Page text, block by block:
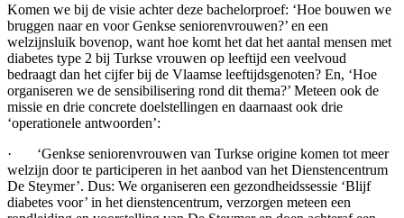
Komen we bij de visie achter deze bachelorproef: ‘Hoe bouwen we
bruggen naar en voor Genkse seniorenvrouwen?’ en een
welzijnsluik bovenop, want hoe komt het dat het aantal mensen met
diabetes type 2 bij Turkse vrouwen op leeftijd een veelvoud
bedraagt dan het cijfer bij de Vlaamse leeftijdsgenoten? En, ‘Hoe
organiseren we de sensibilisering rond dit thema?’ Meteen ook de
missie en drie concrete doelstellingen en daarnaast ook drie
‘operationele antwoorden’:
· ‘Genkse seniorenvrouwen van Turkse origine komen tot meer
welzijn door te participeren in het aanbod van het Dienstencentrum
De Steymer’. Dus: We organiseren een gezondheidssessie ‘Blijf
diabetes voor’ in het dienstencentrum, verzorgen meteen een